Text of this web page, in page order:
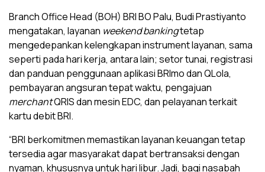
Branch Office Head (BOH) BRI BO Palu, Budi Prastiyanto
mengatakan, layanan weekend bankingtetap
mengedepankan kelengkapan instrument layanan, sama
seperti pada hari kerja, antara lain; setor tunai, registrasi
dan panduan penggunaan aplikasi BRImo dan QLola,
pembayaran angsuran tepat waktu, pengajuan
merchantQRIS dan mesin EDC, dan pelayanan terkait
kartu debit BRI.
“BRI berkomitmen memastikan layanan keuangan tetap
tersedia agar masyarakat dapat bertransaksi dengan
nyaman, khususnya untuk hari libur. Jadi, bagi nasabah